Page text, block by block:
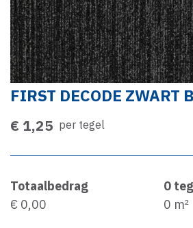
FIRST DECODE ZWART
€ 1,25 per tegel
Totaalbedrag
€ 0,00
0
0 m²